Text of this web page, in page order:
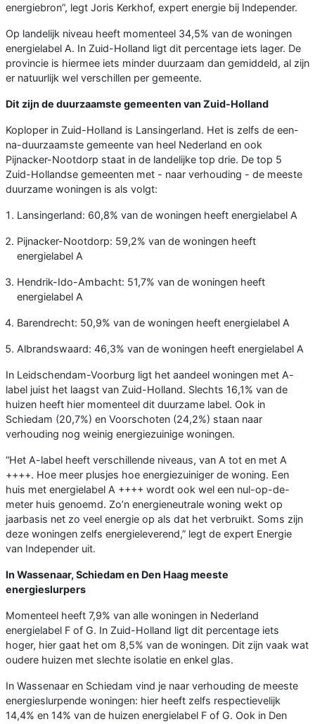
energiebron”, legt Joris Kerkhof, expert energie bij Independer.
Op landelijk niveau heeft momenteel 34,5% van de woningen
energielabel A. In Zuid-Holland ligt dit percentage iets lager. De
provincie is hiermee iets minder duurzaam dan gemiddeld, al zijn
er natuurlijk wel verschillen per gemeente.
Dit zijn de duurzaamste gemeenten van Zuid-Holland
Koploper in Zuid-Holland is Lansingerland. Het is zelfs de een-
na-duurzaamste gemeente van heel Nederland en ook
Pijnacker-Nootdorp staat in de landelijke top drie. De top 5
Zuid-Hollandse gemeenten met - naar verhouding - de meeste
duurzame woningen is als volgt:
Lansingerland: 60,8% van de woningen heeft energielabel A
Pijnacker-Nootdorp: 59,2% van de woningen heeft
energielabel A
Hendrik-Ido-Ambacht: 51,7% van de woningen heeft
energielabel A
Barendrecht: 50,9% van de woningen heeft energielabel A
Albrandswaard: 46,3% van de woningen heeft energielabel A
In Leidschendam-Voorburg ligt het aandeel woningen met A-
label juist het laagst van Zuid-Holland. Slechts 16,1% van de
huizen heeft hier momenteel dit duurzame label. Ook in
Schiedam (20,7%) en Voorschoten (24,2%) staan naar
verhouding nog weinig energiezuinige woningen.
“Het A-label heeft verschillende niveaus, van A tot en met A
++++. Hoe meer plusjes hoe energiezuiniger de woning. Een
huis met energielabel A ++++ wordt ook wel een nul-op-de-
meter huis genoemd. Zo’n energieneutrale woning wekt op
jaarbasis net zo veel energie op als dat het verbruikt. Soms zijn
deze woningen zelfs energieleverend,” legt de expert Energie
van Independer uit.
In Wassenaar, Schiedam en Den Haag meeste
energieslurpers
Momenteel heeft 7,9% van alle woningen in Nederland
energielabel F of G. In Zuid-Holland ligt dit percentage iets
hoger, hier gaat het om 8,5% van de woningen. Dit zijn vaak wat
oudere huizen met slechte isolatie en enkel glas.
In Wassenaar en Schiedam vind je naar verhouding de meeste
energieslurpende woningen: hier heeft zelfs respectievelijk
14,4% en 14% van de huizen energielabel F of G. Ook in Den